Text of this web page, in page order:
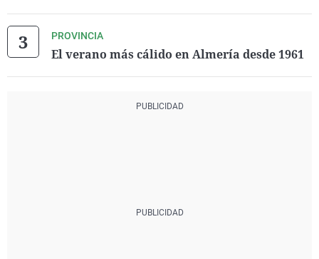
PROVINCIA
El verano más cálido en Almería desde 1961